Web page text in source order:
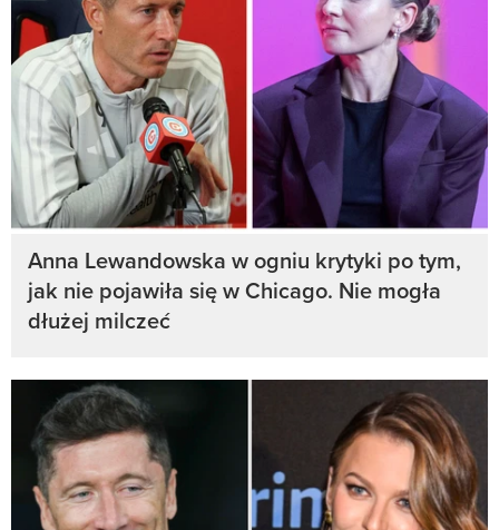
Anna Lewandowska w ogniu krytyki po tym,
jak nie pojawiła się w Chicago. Nie mogła
dłużej milczeć